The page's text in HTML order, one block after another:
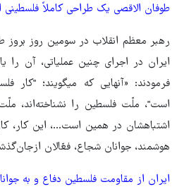
طوفان‌ الاقصی یک طراحی کاملاً
رهبر معظم انقلاب در سومین روز بروز
ایران در اجرای چنین عملیاتی، آن را
فرمودند: «آنهایی که میگویند؛ "کار
است"، ملّت فلسطین را نشناخته‌اند،
اشتباهشان در همین است...، این کار،
هوشمند، جوانان شجاع، فعّالان
ایران از مقاومت فلسطین دفاع و به